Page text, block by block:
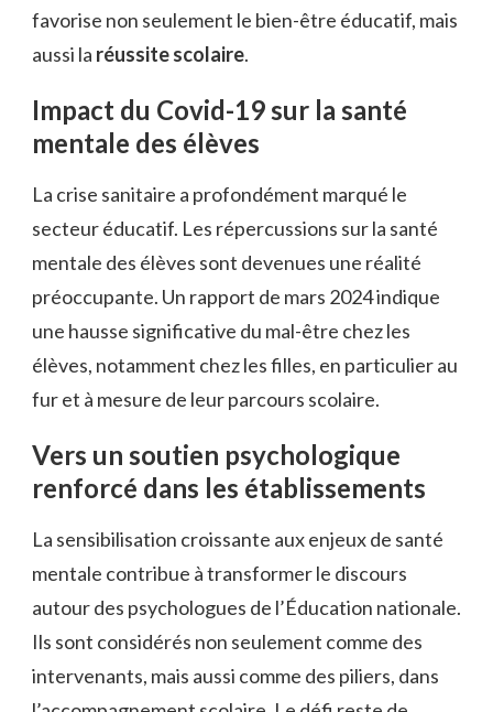
favorise non seulement le bien-être éducatif, mais
aussi la réussite scolaire.
Impact du Covid-19 sur la santé
mentale des élèves
La crise sanitaire a profondément marqué le
secteur éducatif. Les répercussions sur la santé
mentale des élèves sont devenues une réalité
préoccupante. Un rapport de mars 2024 indique
une hausse significative du mal-être chez les
élèves, notamment chez les filles, en particulier au
fur et à mesure de leur parcours scolaire.
Vers un soutien psychologique
renforcé dans les établissements
La sensibilisation croissante aux enjeux de santé
mentale contribue à transformer le discours
autour des psychologues de l’Éducation nationale.
Ils sont considérés non seulement comme des
intervenants, mais aussi comme des piliers, dans